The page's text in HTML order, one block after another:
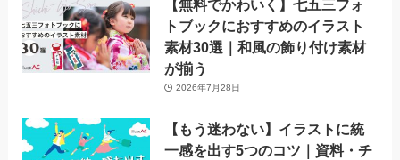
【無料でかわいく】七五三フォ
トブックにおすすめのイラスト
素材30選｜和風の飾り付け素材
が揃う
2026年7月28日
【もう迷わない】イラストに統
一感を出す5つのコツ｜資料・チ